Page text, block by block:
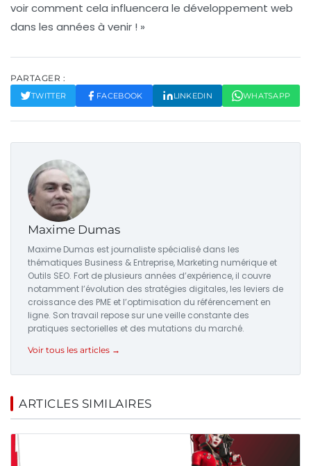
voir comment cela influencera le développement web
dans les années à venir ! »
PARTAGER :
TWITTER FACEBOOK LINKEDIN WHATSAPP
Maxime Dumas
Maxime Dumas est journaliste spécialisé dans les
thématiques Business & Entreprise, Marketing numérique et
Outils SEO. Fort de plusieurs années d’expérience, il couvre
notamment l’évolution des stratégies digitales, les leviers de
croissance des PME et l’optimisation du référencement en
ligne. Son travail repose sur une veille constante des
pratiques sectorielles et des mutations du marché.
Voir tous les articles →
ARTICLES SIMILAIRES